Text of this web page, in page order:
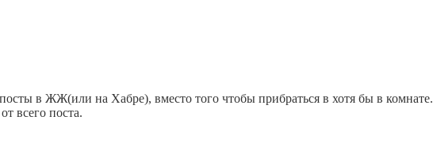
в ЖЖ(или на Хабре), вместо того чтобы прибраться в хотя бы в комнате.
всего поста.